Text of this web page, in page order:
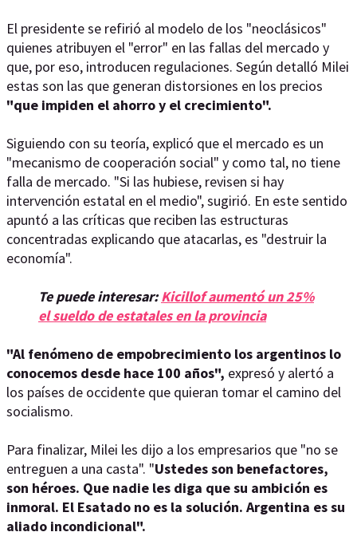
El presidente se refirió al modelo de los "neoclásicos"
quienes atribuyen el "error" en las fallas del mercado y
que, por eso, introducen regulaciones. Según detalló Milei
estas son las que generan distorsiones en los precios
"que impiden el ahorro y el crecimiento".
Siguiendo con su teoría, explicó que el mercado es un
"mecanismo de cooperación social" y como tal, no tiene
falla de mercado. "Si las hubiese, revisen si hay
intervención estatal en el medio", sugirió. En este sentido
apuntó a las críticas que reciben las estructuras
concentradas explicando que atacarlas, es "destruir la
economía".
Te puede interesar:Kicillof aumentó un 25%
el sueldo de estatales en la provincia
"Al fenómeno de empobrecimiento los argentinos lo
conocemos desde hace 100 años", expresó y alertó a
los países de occidente que quieran tomar el camino del
socialismo.
Para finalizar, Milei les dijo a los empresarios que "no se
entreguen a una casta". "Ustedes son benefactores,
son héroes. Que nadie les diga que su ambición es
inmoral. El Esatado no es la solución. Argentina es su
aliado incondicional".